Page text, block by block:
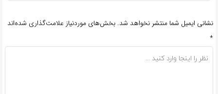
نشانی ایمیل شما منتشر نخواهد شد. بخش‌های موردنیاز علامت‌گذاری شده‌اند
*